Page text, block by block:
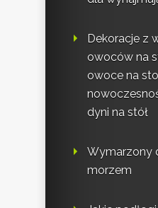
Dekoracje z
owoców na
owoce na
dyni na stół
Wymarzony
morzem